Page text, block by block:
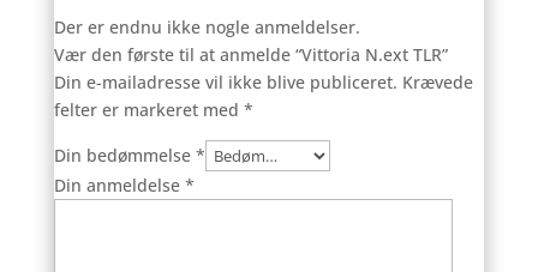
Der er endnu ikke nogle anmeldelser.
Vær den første til at anmelde “Vittoria N.ext TLR”
Din e-mailadresse vil ikke blive publiceret. Krævede
felter er markeret med *
Din bedømmelse *
Din anmeldelse *